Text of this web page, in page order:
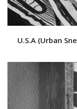
U.S.A (Urban